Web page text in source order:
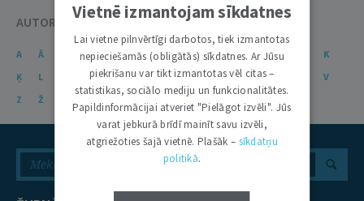
AUTORU KATALOGS
A Ā C Č D E Ē F G Ģ H I
K
Ķ
L N Ņ O P R S Š T
V
Z
Ž
Vietnē izmantojam sīkdatnes
Lai vietne pilnvērtīgi darbotos, tiek izmantotas
nepieciešamās (obligātās) sīkdatnes. Ar Jūsu
piekrišanu var tikt izmantotas vēl citas –
statistikas, sociālo mediju un funkcionalitātes.
Papildinformācijai atveriet "Pielāgot izvēli". Jūs
varat jebkurā brīdī mainīt savu izvēli,
atgriežoties šajā vietnē. Plašāk – sīkdatņu
politikā.